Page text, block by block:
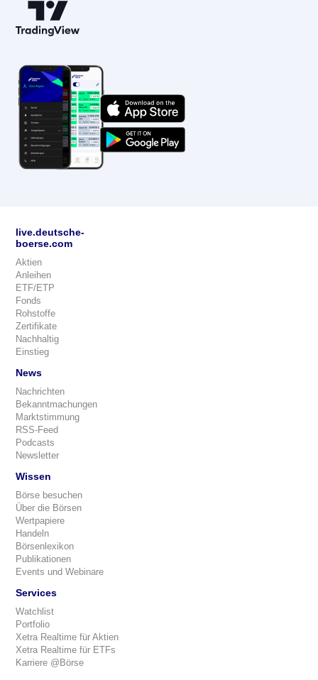
live.deutsche-
boerse.com
Aktien
Anleihen
ETF/ETP
Fonds
Rohstoffe
Zertifikate
Nachhaltig
Einstieg
News
Nachrichten
Bekanntmachungen
Marktstimmung
RSS-Feed
Podcasts
Newsletter
Wissen
Börse besuchen
Über die Börsen
Wertpapiere
Handeln
Börsenlexikon
Publikationen
Events und Webinare
Services
Watchlist
Portfolio
Xetra Realtime für Aktien
Xetra Realtime für ETFs
Karriere @Börse